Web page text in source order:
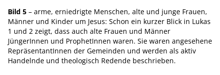
Bild 5 – arme, erniedrigte Menschen, alte und junge Frauen,
Männer und Kinder um Jesus: Schon ein kurzer Blick in Lukas
1 und 2 zeigt, dass auch alte Frauen und Männer
JüngerInnen und ProphetInnen waren. Sie waren angesehene
RepräsentantInnen der Gemeinden und werden als aktiv
Handelnde und theologisch Redende beschrieben.